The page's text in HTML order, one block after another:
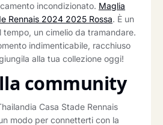
incondizionato. Maglia
Rennais 2024 2025 Rossa. È un
tempo, un cimelio da tramandare.
indimenticabile, racchiuso
alla tua collezione oggi!
community
Casa Stade Rennais
modo per connetterti con la